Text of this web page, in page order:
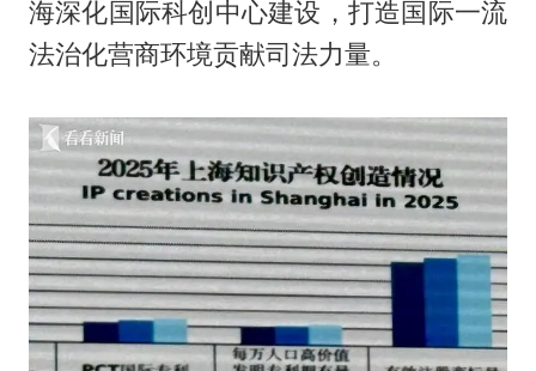
海深化国际科创中心建设，打造国际一流
法治化营商环境贡献司法力量。